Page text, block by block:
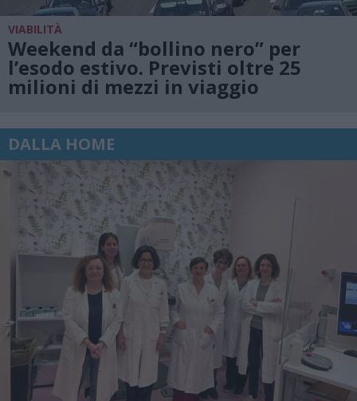
VIABILITÀ
Weekend da “bollino nero” per
l’esodo estivo. Previsti oltre 25
milioni di mezzi in viaggio
DALLA HOME